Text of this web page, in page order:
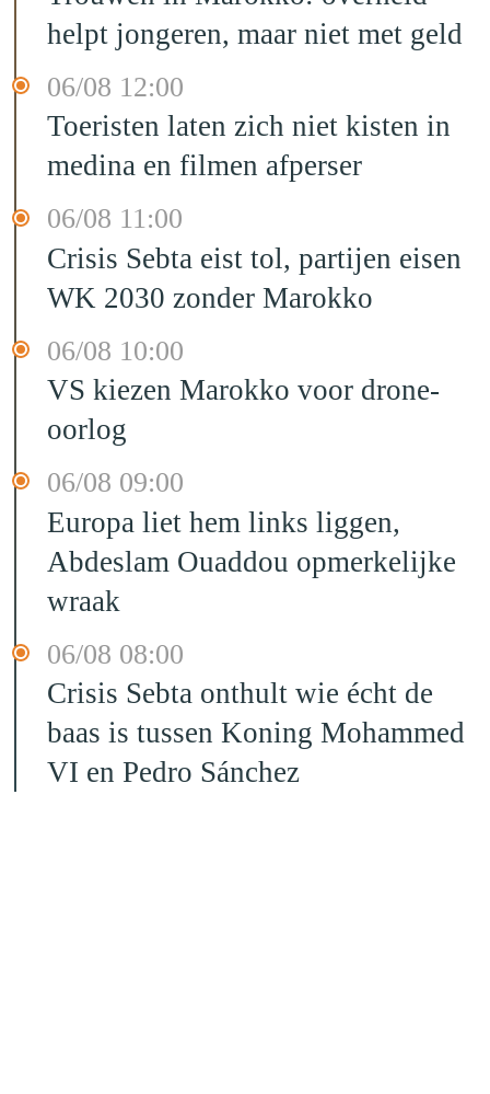
helpt jongeren, maar niet met geld
06/08 12:00
Toeristen laten zich niet kisten in
medina en filmen afperser
06/08 11:00
Crisis Sebta eist tol, partijen eisen
WK 2030 zonder Marokko
06/08 10:00
VS kiezen Marokko voor drone-
oorlog
06/08 09:00
Europa liet hem links liggen,
Abdeslam Ouaddou opmerkelijke
wraak
06/08 08:00
Crisis Sebta onthult wie écht de
baas is tussen Koning Mohammed
VI en Pedro Sánchez